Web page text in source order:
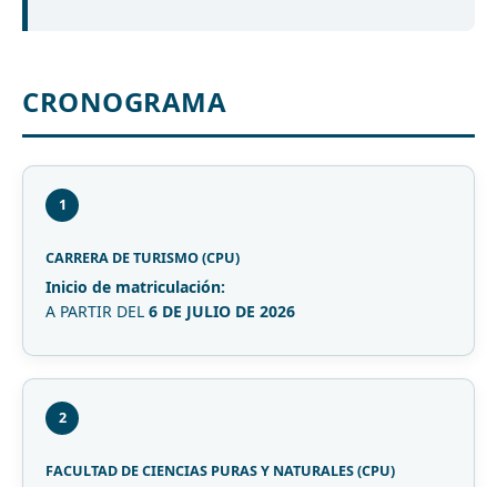
CRONOGRAMA
1
CARRERA DE TURISMO (CPU)
Inicio de matriculación:
A PARTIR DEL 6 DE JULIO DE 2026
2
FACULTAD DE CIENCIAS PURAS Y NATURALES (CPU)